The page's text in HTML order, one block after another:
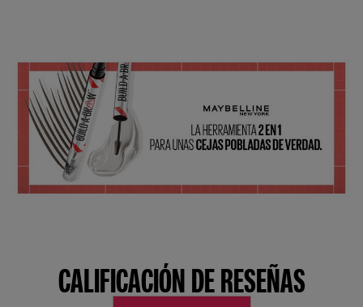
CALIFICACIÓN DE RESEÑAS